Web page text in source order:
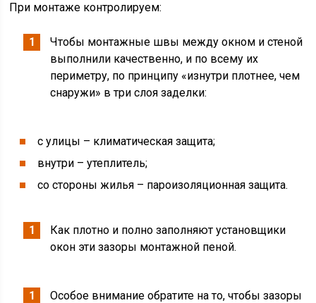
При монтаже контролируем:
Чтобы монтажные швы между окном и стеной
выполнили качественно, и по всему их
периметру, по принципу «изнутри плотнее, чем
снаружи» в три слоя заделки:
с улицы – климатическая защита;
внутри – утеплитель;
со стороны жилья – пароизоляционная защита.
Как плотно и полно заполняют установщики
окон эти зазоры монтажной пеной.
Особое внимание обратите на то, чтобы зазоры